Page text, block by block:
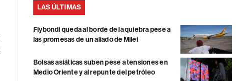
LAS ÚLTIMAS
Flybondi queda al borde de la quiebra pese a
las promesas de un aliado de Milei
Bolsas asiáticas suben pese a tensiones en
Medio Oriente y al repunte del petróleo